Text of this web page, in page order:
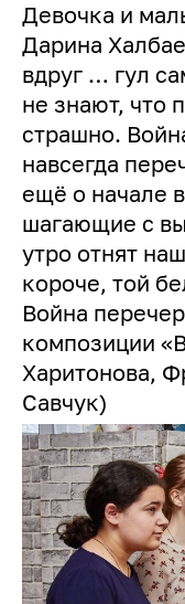
Девочка и
Дарина
вдруг … гул
не знают, что
страшно.
навсегда
ещё о начале
шагающие с
утро отнят
короче, той
Война
композиции
Харитонова,
Савчук)